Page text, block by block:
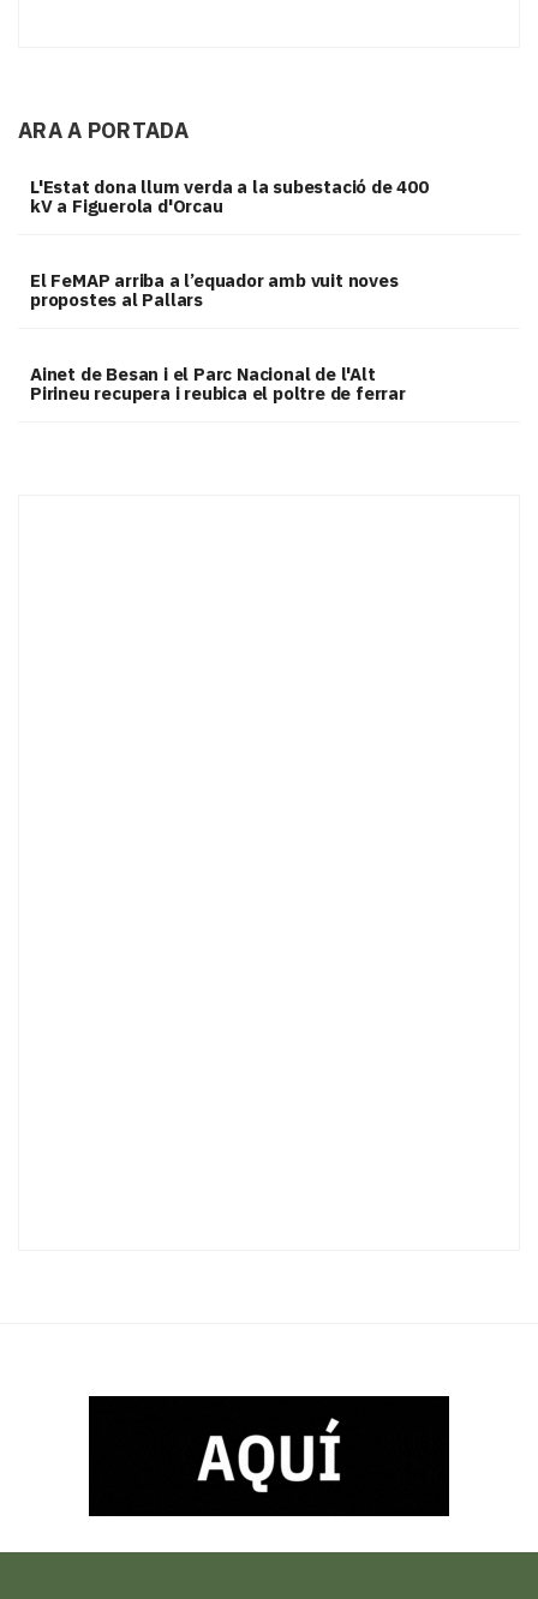
ARA A PORTADA
L'Estat dona llum verda a la subestació de 400
kV a Figuerola d'Orcau
El FeMAP arriba a l’equador amb vuit noves
propostes al Pallars
Ainet de Besan i el Parc Nacional de l'Alt
Pirineu recupera i reubica el poltre de ferrar